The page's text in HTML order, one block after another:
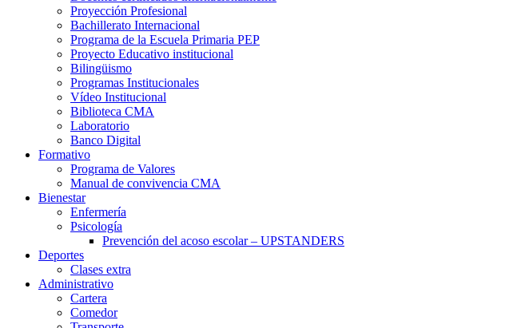
Proyección Profesional
Bachillerato Internacional
Programa de la Escuela Primaria PEP
Proyecto Educativo institucional
Bilingüismo
Programas Institucionales
Vídeo Institucional
Biblioteca CMA
Laboratorio
Banco Digital
Formativo
Programa de Valores
Manual de convivencia CMA
Bienestar
Enfermería
Psicología
Prevención del acoso escolar – UPSTANDERS
Deportes
Clases extra
Administrativo
Cartera
Comedor